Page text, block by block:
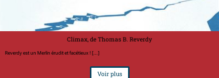
Climax, de Thomas B. Reverdy
Reverdy est un Merlin érudit et facétieux ! [...]
Voir plus